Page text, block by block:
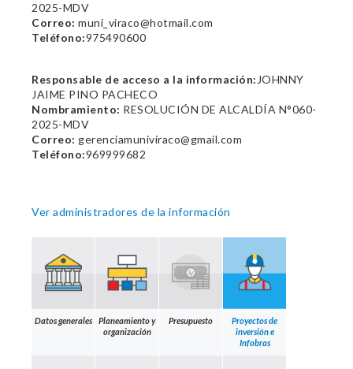
2025-MDV
Correo: muni_viraco@hotmail.com
Teléfono:975490600
Responsable de acceso a la información: JOHNNY
JAIME PINO PACHECO
Nombramiento: RESOLUCIÓN DE ALCALDÍA N°060-
2025-MDV
Correo: gerenciamuniviraco@gmail.com
Teléfono:969999682
Ver administradores de la información
Datos generales
Planeamiento y
organización
Presupuesto
Proyectos de
inversión e
Infobras